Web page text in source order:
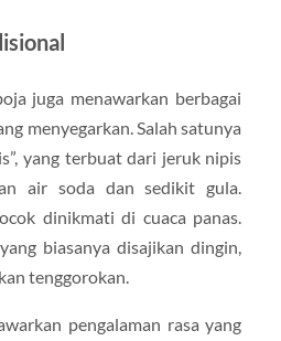
juga menawarkan berbagai
menyegarkan. Salah satunya
yang terbuat dari jeruk nipis
air soda dan sedikit gula.
dinikmati di cuaca panas.
biasanya disajikan dingin,
tenggorokan.
pengalaman rasa yang